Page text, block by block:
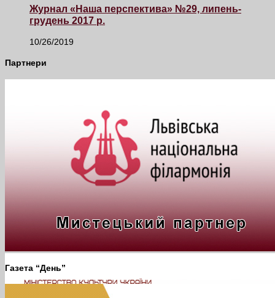
Журнал «Наша перспектива» №29, липень-
грудень 2017 р.
10/26/2019
Партнери
Газета “День”